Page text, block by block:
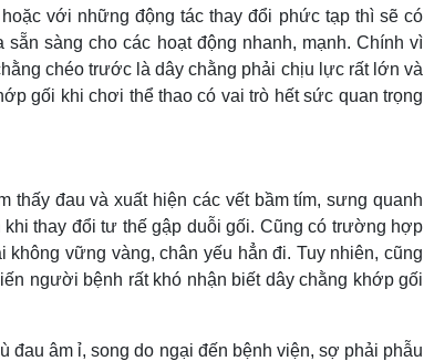
với những động tác thay đổi phức tạp thì sẽ có
sàng cho các hoạt động nhanh, mạnh. Chính vì
chéo trước là dây chằng phải chịu lực rất lớn và
gối khi chơi thể thao có vai trò hết sức quan trọng
đau và xuất hiện các vết bầm tím, sưng quanh
thay đổi tư thế gập duỗi gối. Cũng có trường hợp
vững vàng, chân yếu hẳn đi. Tuy nhiên, cũng
người bệnh rất khó nhận biết dây chằng khớp gối
âm ỉ, song do ngại đến bệnh viện, sợ phải phẫu